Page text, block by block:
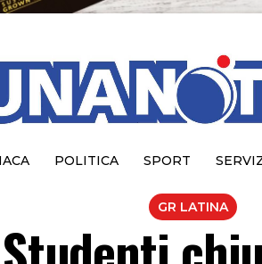
POLITICA SPORT
GR LATINA